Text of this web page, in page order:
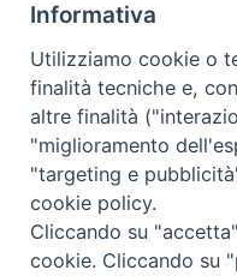
Giorni ed Orari
Lunedì e Mercoledì
Uffici Matrimoni:
Lunedì e Mercoledì
Informativa
Utilizziamo cookie o
finalità tecniche e,
altre finalità
"miglioramento
"targeting e
cookie policy.
Cliccando su
cookie. Cliccando su